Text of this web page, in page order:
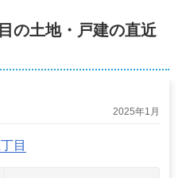
の土地・戸建の直近
2025年1月
目